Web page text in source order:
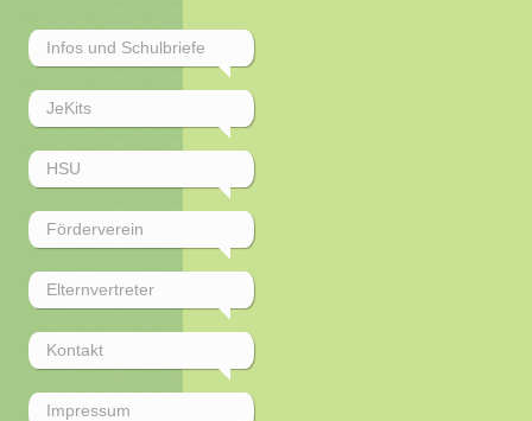
Infos und Schulbriefe
JeKits
HSU
Förderverein
Elternvertreter
Kontakt
Impressum